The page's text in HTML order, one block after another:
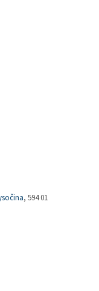
, 594 01